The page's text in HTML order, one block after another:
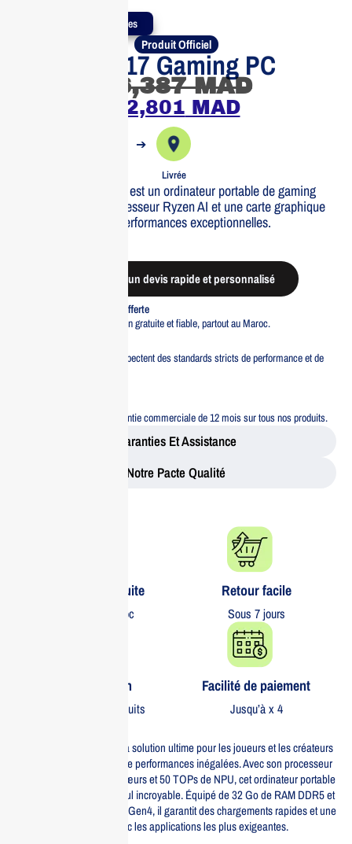
Produits Authentiques
Produit Officiel
HP OMEN 17 Gaming PC
26,387MAD
22,801 MAD
➔
Livrée
Le HP OMEN 17 RZ9 est un ordinateur portable de gaming
puissant avec un processeur Ryzen AI et une carte graphique
RTX 5060 pour des performances exceptionnelles.
Demander un devis rapide et personnalisé
Livraison standard offerte
Profitez d’une livraison gratuite et fiable, partout au Maroc.
Tous nos produits respectent des standards stricts de performance et de
Bénéficiez d’une garantie commerciale de 12 mois sur tous nos produits.
Garanties Et Assistance
Notre Pacte Qualité
Livraison gratuite​
partout au Maroc
Retour facile​
Sous 7 jours
Garantie 1 an
Sur tous nos produits
Facilité de paiement
Jusqu’à x 4
L’HP OMEN 17 RZ9 AI est la solution ultime pour les joueurs et les créateurs
de contenu à la recherche de performances inégalées. Avec son processeur
AMD Ryzen AI 9 365 à 10 cœurs et 50 TOPs de NPU, cet ordinateur portable
offre une puissance de calcul incroyable. Équipé de 32 Go de RAM DDR5 et
d’un stockage de 1 To PCIe Gen4, il garantit des chargements rapides et une
multitâche fluide, même avec les applications les plus exigeantes.